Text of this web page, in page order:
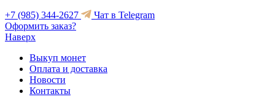
+7 (985) 344-2627
Чат в Telegram
Оформить заказ?
Наверх
Выкуп монет
Оплата и доставка
Новости
Контакты